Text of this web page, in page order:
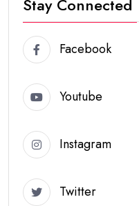
Stay Connected
Facebook
Youtube
Instagram
Twitter